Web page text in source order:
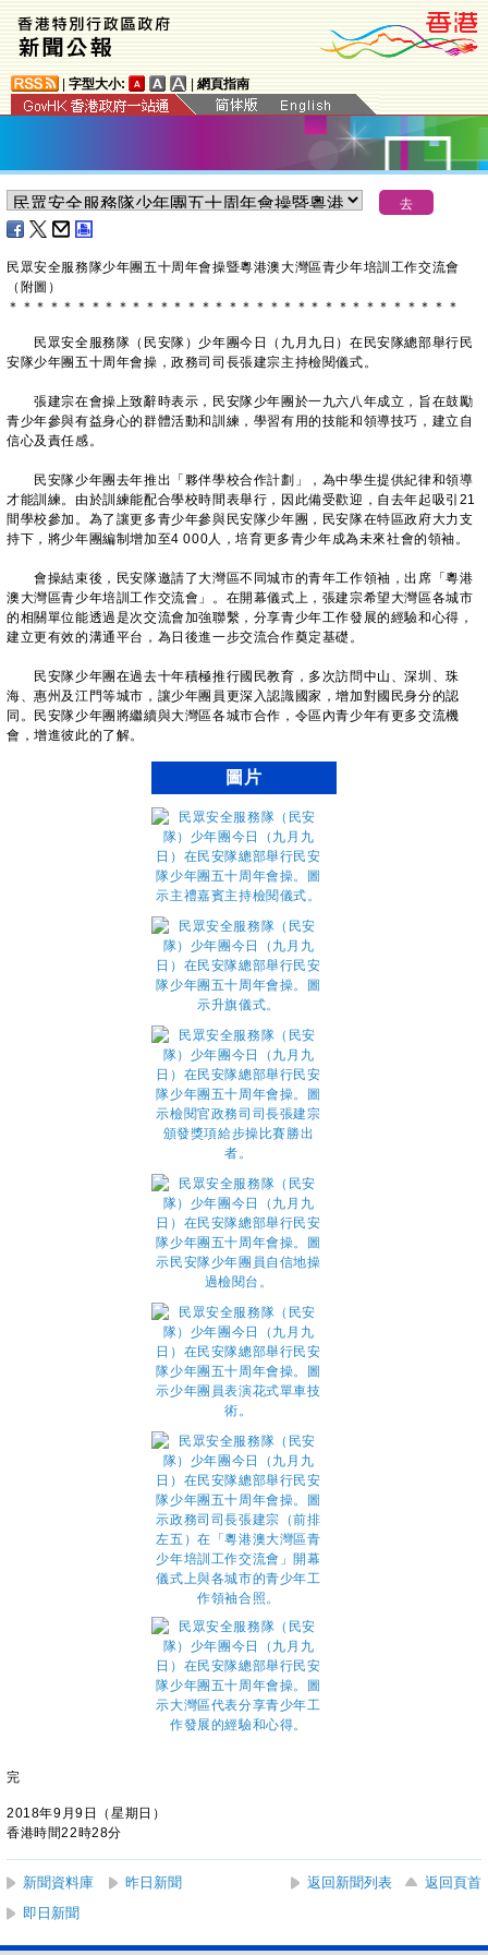
字型大小: 網頁指南
民眾安全服務隊少年團五十周年會操暨粵港澳大灣區青少年培訓工作交流會
（附圖）
＊ ＊ ＊ ＊ ＊ ＊ ＊ ＊ ＊ ＊ ＊ ＊ ＊ ＊ ＊ ＊ ＊ ＊ ＊ ＊ ＊ ＊ ＊ ＊ ＊ ＊ ＊ ＊ ＊ ＊ ＊ ＊ ＊
民眾安全服務隊（民安隊）少年團今日（九月九日）在民安隊總部舉行民
安隊少年團五十周年會操，政務司司長張建宗主持檢閱儀式。
張建宗在會操上致辭時表示，民安隊少年團於一九六八年成立，旨在鼓勵
青少年參與有益身心的群體活動和訓練，學習有用的技能和領導技巧，建立自
信心及責任感。
民安隊少年團去年推出「夥伴學校合作計劃」，為中學生提供紀律和領導
才能訓練。由於訓練能配合學校時間表舉行，因此備受歡迎，自去年起吸引21
間學校參加。為了讓更多青少年參與民安隊少年團，民安隊在特區政府大力支
持下，將少年團編制增加至4 000人，培育更多青少年成為未來社會的領袖。
會操結束後，民安隊邀請了大灣區不同城市的青年工作領袖，出席「粵港
澳大灣區青少年培訓工作交流會」。在開幕儀式上，張建宗希望大灣區各城市
的相關單位能透過是次交流會加強聯繫，分享青少年工作發展的經驗和心得，
建立更有效的溝通平台，為日後進一步交流合作奠定基礎。
民安隊少年團在過去十年積極推行國民教育，多次訪問中山、深圳、珠
海、惠州及江門等城市，讓少年團員更深入認識國家，增加對國民身分的認
同。民安隊少年團將繼續與大灣區各城市合作，令區內青少年有更多交流機
會，增進彼此的了解。
圖片
完
2018年9月9日（星期日）
香港時間22時28分
新聞資料庫 昨日新聞 返回新聞列表
返回頁首
即日新聞